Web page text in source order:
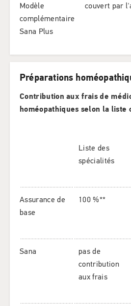
Modèle
complémentaire
Sana Plus
couvert par
Préparations
Contribution aux frais de
homéopathiques selon la liste
Liste des
spécialités
Assurance de
base
100 %**
Sana
pas de
contribution
aux frais